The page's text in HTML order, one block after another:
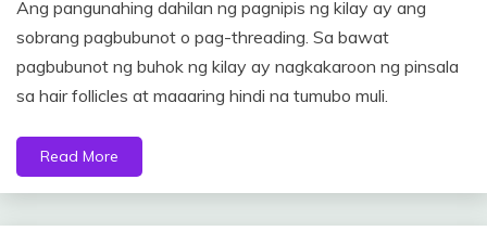
Ang pangunahing dahilan ng pagnipis ng kilay ay ang
sobrang pagbubunot o pag-threading. Sa bawat
pagbubunot ng buhok ng kilay ay nagkakaroon ng pinsala
sa hair follicles at maaaring hindi na tumubo muli.
Read More